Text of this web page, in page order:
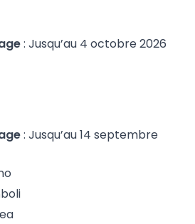
: Jusqu’au 4 octobre 2026
: Jusqu’au 14 septembre